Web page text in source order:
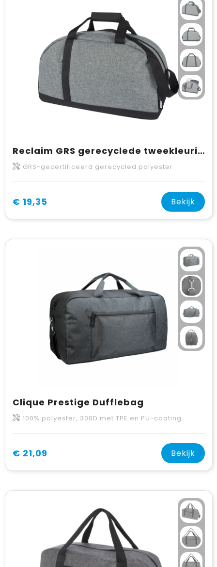
Reclaim GRS gerecyclede tweekleurige sportieve duffelbag 21 L
GRS-gecertificeerd gerecycled polyester
€ 19,35 Bekijk
Clique Prestige Dufflebag
100% polyester, 300D met TPE en PU-coating.
€ 21,09 Bekijk